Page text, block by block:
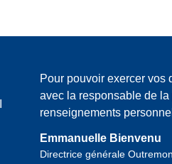
Pour pouvoir exercer vos
avec la responsable de
renseignements
Emmanuelle Bienvenu
Directrice générale